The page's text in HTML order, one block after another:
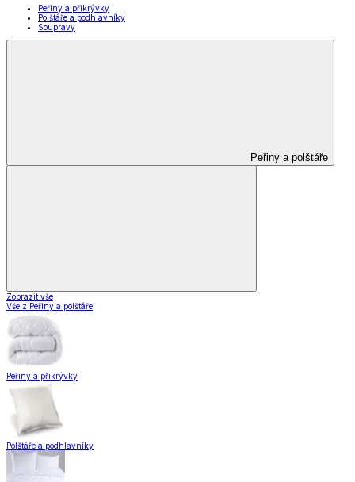
Peřiny a přikrývky
Polštáře a podhlavníky
Soupravy
Peřiny a polštáře
Zobrazit vše
Vše z Peřiny a polštáře
Peřiny a přikrývky
Polštáře a podhlavníky